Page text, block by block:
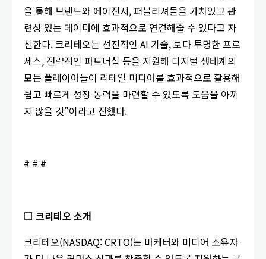
을 통해 브랜드와 에이전시, 퍼블리셔들을 가치있고 관
련성 있는 데이터에 효과적으로 연결해줄 수 있다고 자
신한다. 크리테오는 선진적인 AI 기술, 보다 투명한 프로
세스, 전략적인 파트너십 등을 지원해 디지털 생태계의
모든 플레이어들이 리테일 미디어를 효과적으로 활용해
쉽고 빠르게 성장 동력을 마련할 수 있도록 도움을 아끼
지 않을 것”이라고 전했다.
# # #
□ 크리테오 소개
크리테오(NASDAQ: CRTO)는 마케터와 미디어 소유자